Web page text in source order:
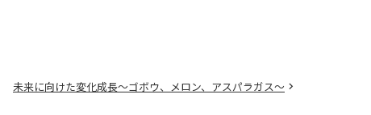
未来に向けた変化成長～ゴボウ、メロン、アスパラガス～